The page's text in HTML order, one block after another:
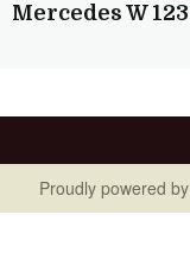
Mercedes W 123
Proudly powered by